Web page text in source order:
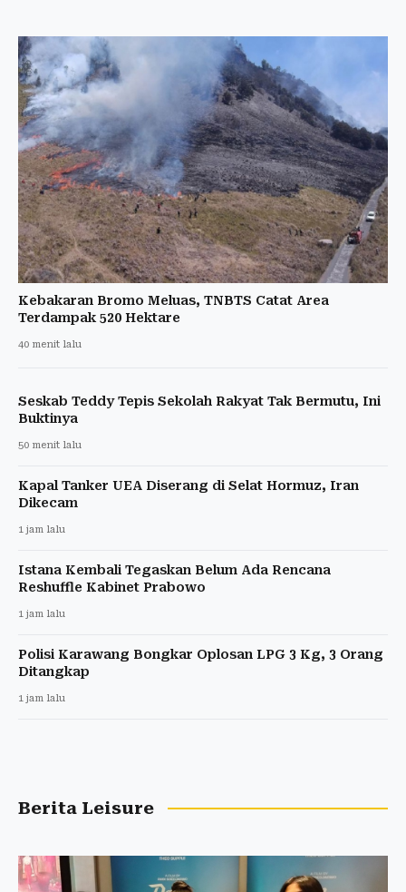
Kebakaran Bromo Meluas, TNBTS Catat Area
Terdampak 520 Hektare
40 menit lalu
Seskab Teddy Tepis Sekolah Rakyat Tak Bermutu, Ini
Buktinya
50 menit lalu
Kapal Tanker UEA Diserang di Selat Hormuz, Iran
Dikecam
1 jam lalu
Istana Kembali Tegaskan Belum Ada Rencana
Reshuffle Kabinet Prabowo
1 jam lalu
Polisi Karawang Bongkar Oplosan LPG 3 Kg, 3 Orang
Ditangkap
1 jam lalu
Berita Leisure